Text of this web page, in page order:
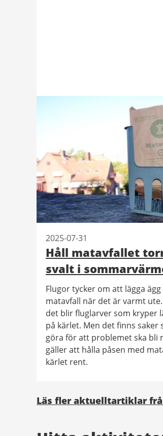
Håll matavfallet
svalt i
2025-07-31
Flugor tycker om att lägga
matavfall när det är varmt
det blir fluglarver som kryper
på kärlet. Men det finns saker
göra för att problemet ska bli
gäller att hålla påsen med
kärlet rent.
Läs fler aktuelltartiklar